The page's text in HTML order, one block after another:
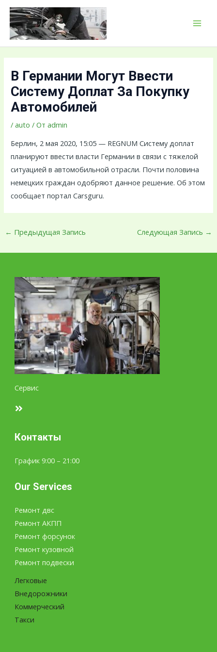
Перейти
содержимому
В Германии Могут Ввести
Систему Доплат За Покупку
Автомобилей
/auto / Отadmin
Берлин, 2 мая 2020, 15:05 — REGNUM Систему доплат
планируют ввести власти Германии в связи с тяжелой
ситуацией в автомобильной отрасли. Почти половина
немецких граждан одобряют данное решение. Об этом
сообщает портал Carsguru.
Навигация
по
записям
← Предыдущая Запись Следующая Запись →
Сервис
Контакты
График 9:00 – 21:00
Our Services
Ремонт двс
Ремонт АКПП
Ремонт форсунок
Ремонт кузовной
Ремонт подвески
Легковые
Внедорожники
Коммерческий
Такси